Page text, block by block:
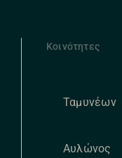
Κοινότητες
Ταμυνέων
Αυλώνος